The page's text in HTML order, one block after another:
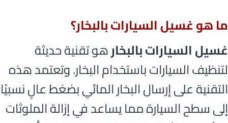
ما هو غسيل السيارات بالبخار؟
غسيل السيارات بالبخارهو تقنية حديثة
لتنظيف السيارات باستخدام البخار. وتعتمد هذه
التقنية على إرسال البخار المائي بضغط عالٍ نسبيًا
إلى سطح السيارة مما يساعد في إزالة الملوثات